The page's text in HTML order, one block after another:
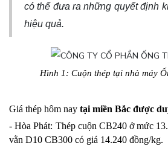
có thể đưa ra những quyết định
hiệu quả.
Hình 1: Cuộn thép tại nhà máy
Giá thép hôm nay tại miền Bắc được
- Hòa Phát: Thép cuộn CB240 ở mức
vằn D10 CB300 có giá 14.240 đồng/kg.